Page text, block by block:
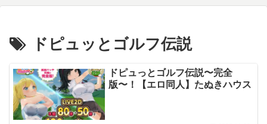
ドピュッとゴルフ伝説
ドピュっとゴルフ伝説〜完全
版〜！【エロ同人】たぬきハウス